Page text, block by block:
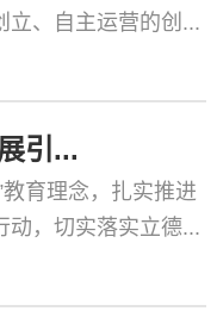
立、自主运营的创...
引...
育理念，扎实推进
动，切实落实立德...